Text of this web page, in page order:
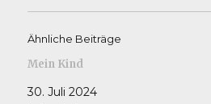
Ähnliche Beiträge
Mein Kind
30. Juli 2024